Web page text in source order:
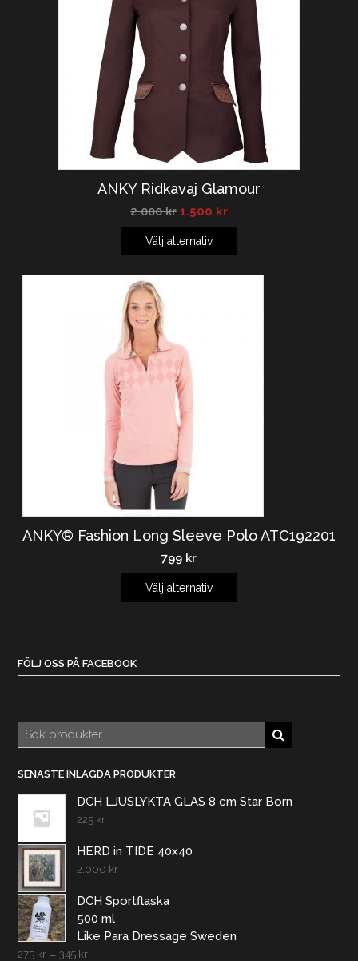
ANKY Ridkavaj Glamour
2.000kr 1.500 kr
Välj alternativ
ANKY® Fashion Long Sleeve Polo ATC192201
799 kr
Välj alternativ
FÖLJ OSS PÅ FACEBOOK
Sök
efter:
SENASTE INLAGDA PRODUKTER
DCH LJUSLYKTA GLAS 8 cm Star Born
225 kr
HERD in TIDE 40x40
2.000 kr
DCH Sportflaska
500 ml
Like Para Dressage Sweden
275 kr – 345 kr